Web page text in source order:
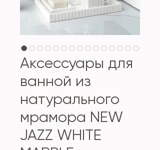
Аксессуары для
ванной из
натурального
мрамора NEW
JAZZ WHITE